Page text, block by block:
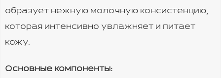
образует нежную молочную консистенцию,
которая интенсивно увлажняет и питает
кожу.
Основные компоненты: